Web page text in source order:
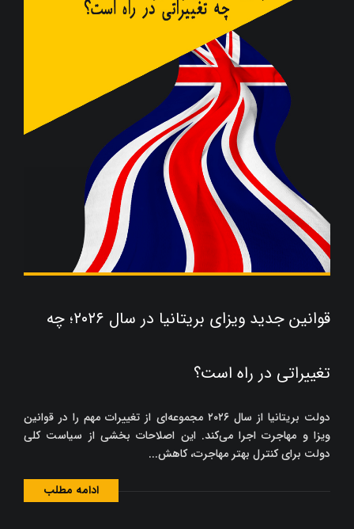
قوانین جدید ویزای بریتانیا در سال ۲۰۲۶؛ چه
تغییراتی در راه است؟
دولت بریتانیا از سال ۲۰۲۶ مجموعه‌ای از تغییرات مهم را در قوانین
ویزا و مهاجرت اجرا می‌کند. این اصلاحات بخشی از سیاست کلی
دولت برای کنترل بهتر مهاجرت، کاهش...
ادامه مطلب